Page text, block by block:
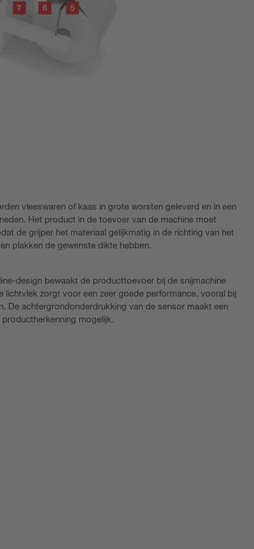
vleeswaren of kaas in grote worsten geleverd en in een
Het product in de toevoer van de machine moet
de grijper het materiaal gelijkmatig in de richting van het
plakken de gewenste dikte hebben.
design bewaakt de producttoevoer bij de snijmachine
lichtvlek zorgt voor een zeer goede performance, vooral bij
De achtergrondonderdrukking van de sensor maakt een
mogelijk.